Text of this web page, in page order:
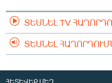
ՏԵՍՆԵԼ TV
ՏԵՍՆԵԼ
ՀԵՏԵՎԵՔ ՄԵԶ